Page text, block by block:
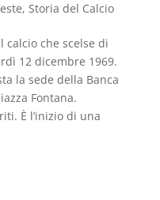
, Storia del Calcio
calcio che scelse di
12 dicembre 1969.
la sede della Banca
Fontana.
È l’inizio di una